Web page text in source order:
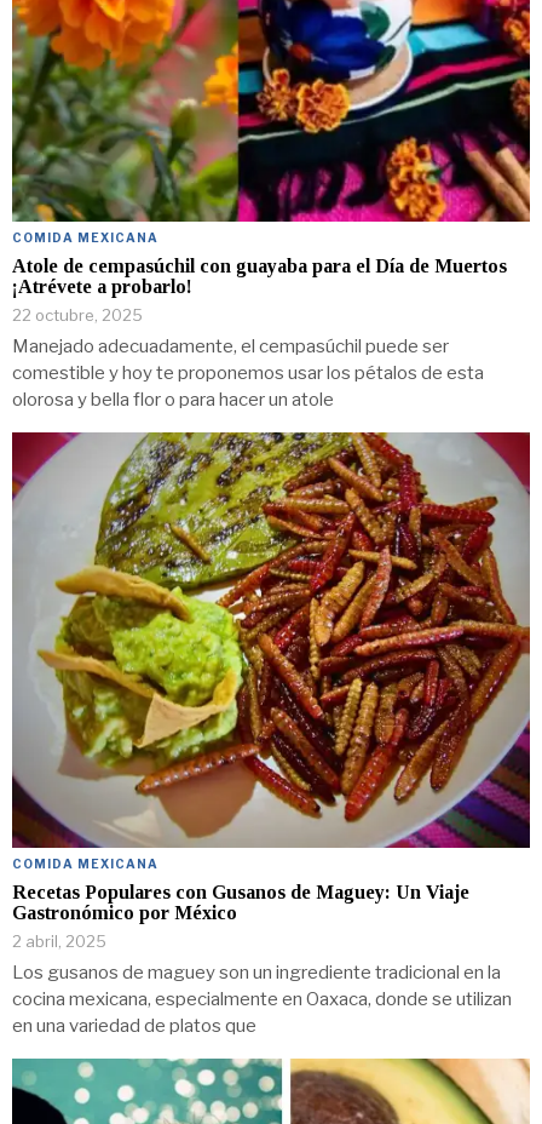
COMIDA MEXICANA
Atole de cempasúchil con guayaba para el Día de Muertos
¡Atrévete a probarlo!
22 octubre, 2025
Manejado adecuadamente, el cempasúchil puede ser
comestible y hoy te proponemos usar los pétalos de esta
olorosa y bella flor o para hacer un atole
COMIDA MEXICANA
Recetas Populares con Gusanos de Maguey: Un Viaje
Gastronómico por México
2 abril, 2025
Los gusanos de maguey son un ingrediente tradicional en la
cocina mexicana, especialmente en Oaxaca, donde se utilizan
en una variedad de platos que